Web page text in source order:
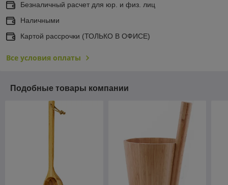
Безналичный расчет для юр. и физ. лиц
Наличными
Картой рассрочки (ТОЛЬКО В ОФИСЕ)
Все условия оплаты
Подобные товары компании